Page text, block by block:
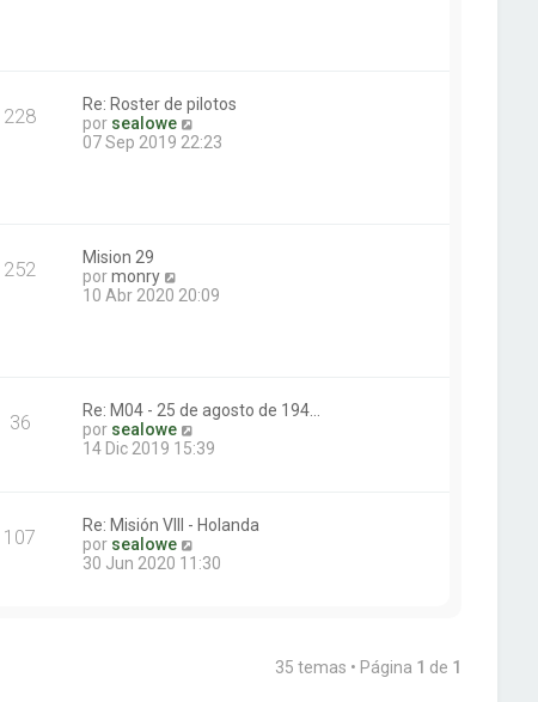
e
m
m
228
Re: Roster de pilotos
por sealowe
e
m
e
07 Sep 2019 22:23
252
Mision 29
pormonry
e
m
o
m
a
j
e
10 Abr 2020 20:09
36
Re: M04 - 25 de agosto de 194…
por sealowe
e
t
m
14 Dic 2019 15:39
107
Re: Misión VIII - Holanda
por sealowe
e
30 Jun 2020 11:30
35 temas • Página 1 de 1